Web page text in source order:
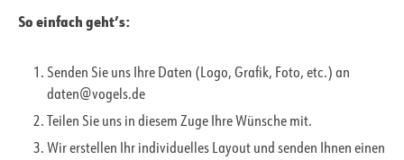
So einfach geht’s:
Senden Sie uns Ihre Daten (Logo, Grafik, Foto, etc.) an
daten@vogels.de
Teilen Sie uns in diesem Zuge Ihre Wünsche mit.
Wir erstellen Ihr individuelles Layout und senden Ihnen einen